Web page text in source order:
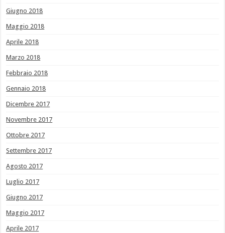
Giugno 2018
Maggio 2018
Aprile 2018
Marzo 2018
Febbraio 2018
Gennaio 2018
Dicembre 2017
Novembre 2017
Ottobre 2017
Settembre 2017
Agosto 2017
Luglio 2017
Giugno 2017
Maggio 2017
Aprile 2017